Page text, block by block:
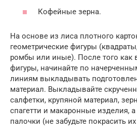
Кофейные зерна.
На основе из лиса плотного
геометрические фигуры
ромбы или иные). После того как
фигуры, начинайте по
линиям выкладывать
материал. Выкладывайте
салфетки, крупяной материал,
спагетти и макаронные изделия,
палочки (не забудьте покрасить